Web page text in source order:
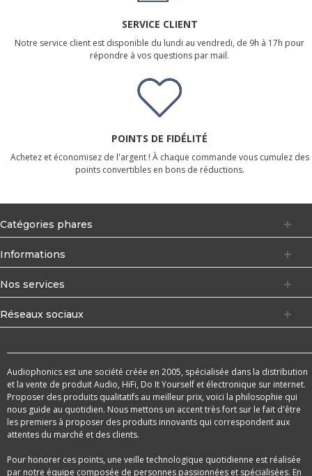
SERVICE CLIENT
Notre service client est disponible du lundi au vendredi, de 9h à 17h pour
répondre à vos questions par mail.
POINTS DE FIDÉLITÉ
Achetez et économisez de l'argent ! À chaque commande vous cumulez des
points convertibles en bons de réductions.
Catégories phares
Informations
Nos services
Réseaux sociaux
Audiophonics est une société créée en 2005, spécialisée dans la distribution
et la vente de produit Audio, HiFi, Do It Yourself et électronique sur internet.
Proposer des produits qualitatifs au meilleur prix, voici la philosophie qui
nous guide au quotidien. Nous mettons un accent très fort sur le fait d'être
les premiers à proposer des produits innovants qui correspondent aux
attentes du marché et des clients.
Pour honorer ces points, une veille technologique quotidienne est réalisée
par notre équipe composée de personnes passionnées et spécialisées. En